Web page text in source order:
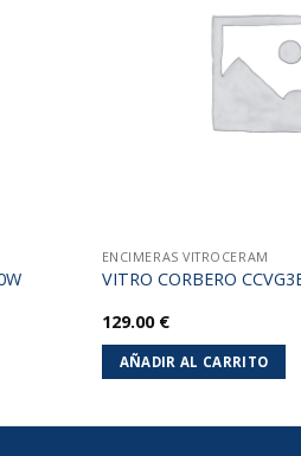
ENCIMERAS VITROCERAM
VITRO CORBERO
129.00 €
AÑADIR AL CARRITO